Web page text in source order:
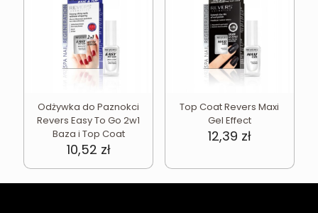
Odżywka do Paznokci
Revers Easy To Go 2w1
Baza i Top Coat
10,52 zł
Top Coat Revers Maxi
Gel Effect
12,39 zł